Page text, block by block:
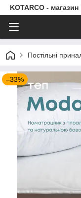
KOTARCO -
Постільні
–33%